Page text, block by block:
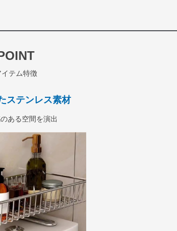
イテム特徴
ステンレス素材
ある空間を演出